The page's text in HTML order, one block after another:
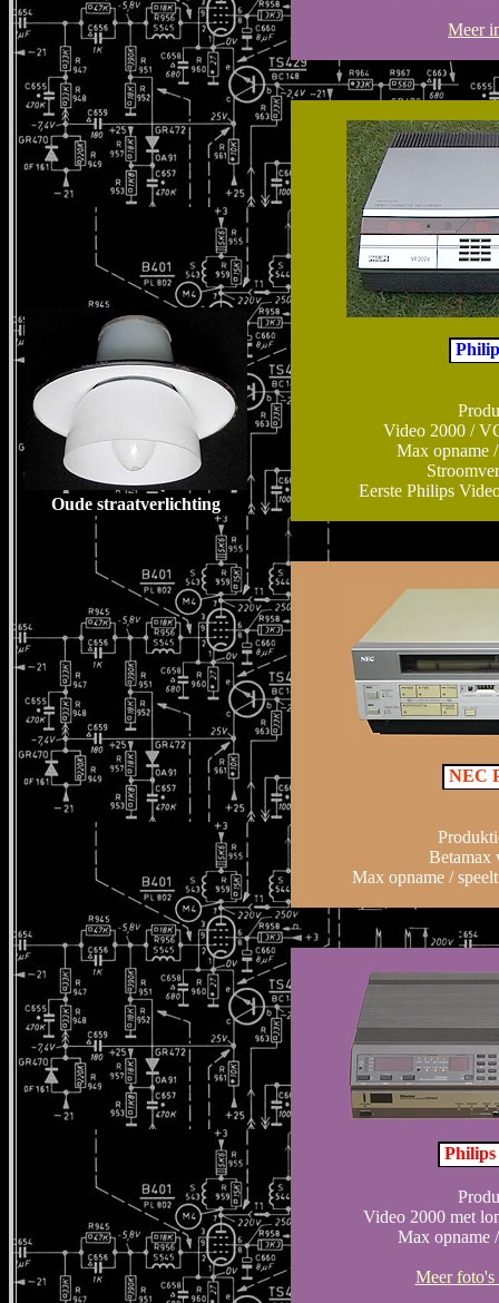
Oude straatverlichting
Meer
Video 2000 /
Max opname
Eerste Philips
NEC
Betamax
Max opname /
Philips
Video 2000 met
Max opname
Meer